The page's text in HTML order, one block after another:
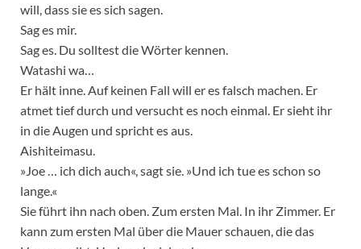
will, dass sie es sich sagen.
Sag es mir.
Sag es. Du solltest die Wörter kennen.
Watashi wa…
Er hält inne. Auf keinen Fall will er es falsch machen. Er
atmet tief durch und versucht es noch einmal. Er sieht ihr
in die Augen und spricht es aus.
Aishiteimasu.
»Joe … ich dich auch«, sagt sie. »Und ich tue es schon so
lange.«
Sie führt ihn nach oben. Zum ersten Mal. In ihr Zimmer. Er
kann zum ersten Mal über die Mauer schauen, die das